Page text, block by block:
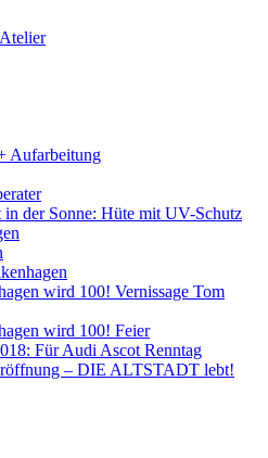
Aufarbeitung
in der Sonne: Hüte mit UV-Schutz
wird 100! Vernissage Tom
wird 100! Feier
Für Audi Ascot Renntag
– DIE ALTSTADT lebt!